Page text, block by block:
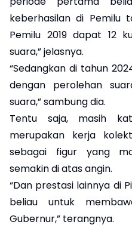
keberhasilan di Pemilu
Pemilu 2019 dapat 12
suara,” jelasnya.
“Sedangkan di tahun
dengan perolehan
suara,” sambung dia.
Tentu saja, masih
merupakan kerja
sebagai figur yang
semakin di atas angin.
“Dan prestasi lainnya di
beliau untuk
Gubernur,” terangnya.